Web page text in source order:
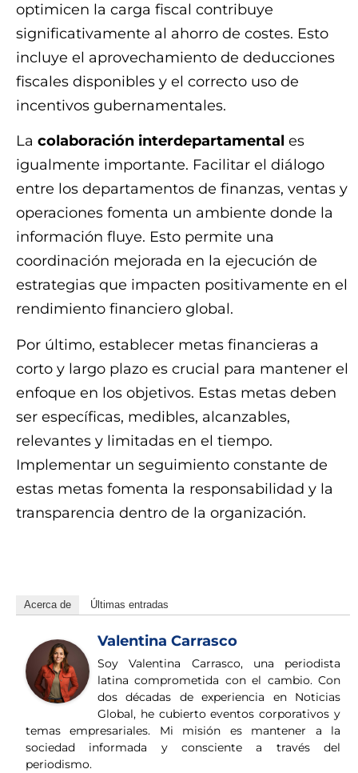
optimicen la carga fiscal contribuye
significativamente al ahorro de costes. Esto
incluye el aprovechamiento de deducciones
fiscales disponibles y el correcto uso de
incentivos gubernamentales.
La colaboración interdepartamental es
igualmente importante. Facilitar el diálogo
entre los departamentos de finanzas, ventas y
operaciones fomenta un ambiente donde la
información fluye. Esto permite una
coordinación mejorada en la ejecución de
estrategias que impacten positivamente en el
rendimiento financiero global.
Por último, establecer metas financieras a
corto y largo plazo es crucial para mantener el
enfoque en los objetivos. Estas metas deben
ser específicas, medibles, alcanzables,
relevantes y limitadas en el tiempo.
Implementar un seguimiento constante de
estas metas fomenta la responsabilidad y la
transparencia dentro de la organización.
Acerca de Últimas entradas
Valentina Carrasco
Soy Valentina Carrasco, una periodista
latina comprometida con el cambio. Con
dos décadas de experiencia en Noticias
Global, he cubierto eventos corporativos y
temas empresariales. Mi misión es mantener a la
sociedad informada y consciente a través del
periodismo.